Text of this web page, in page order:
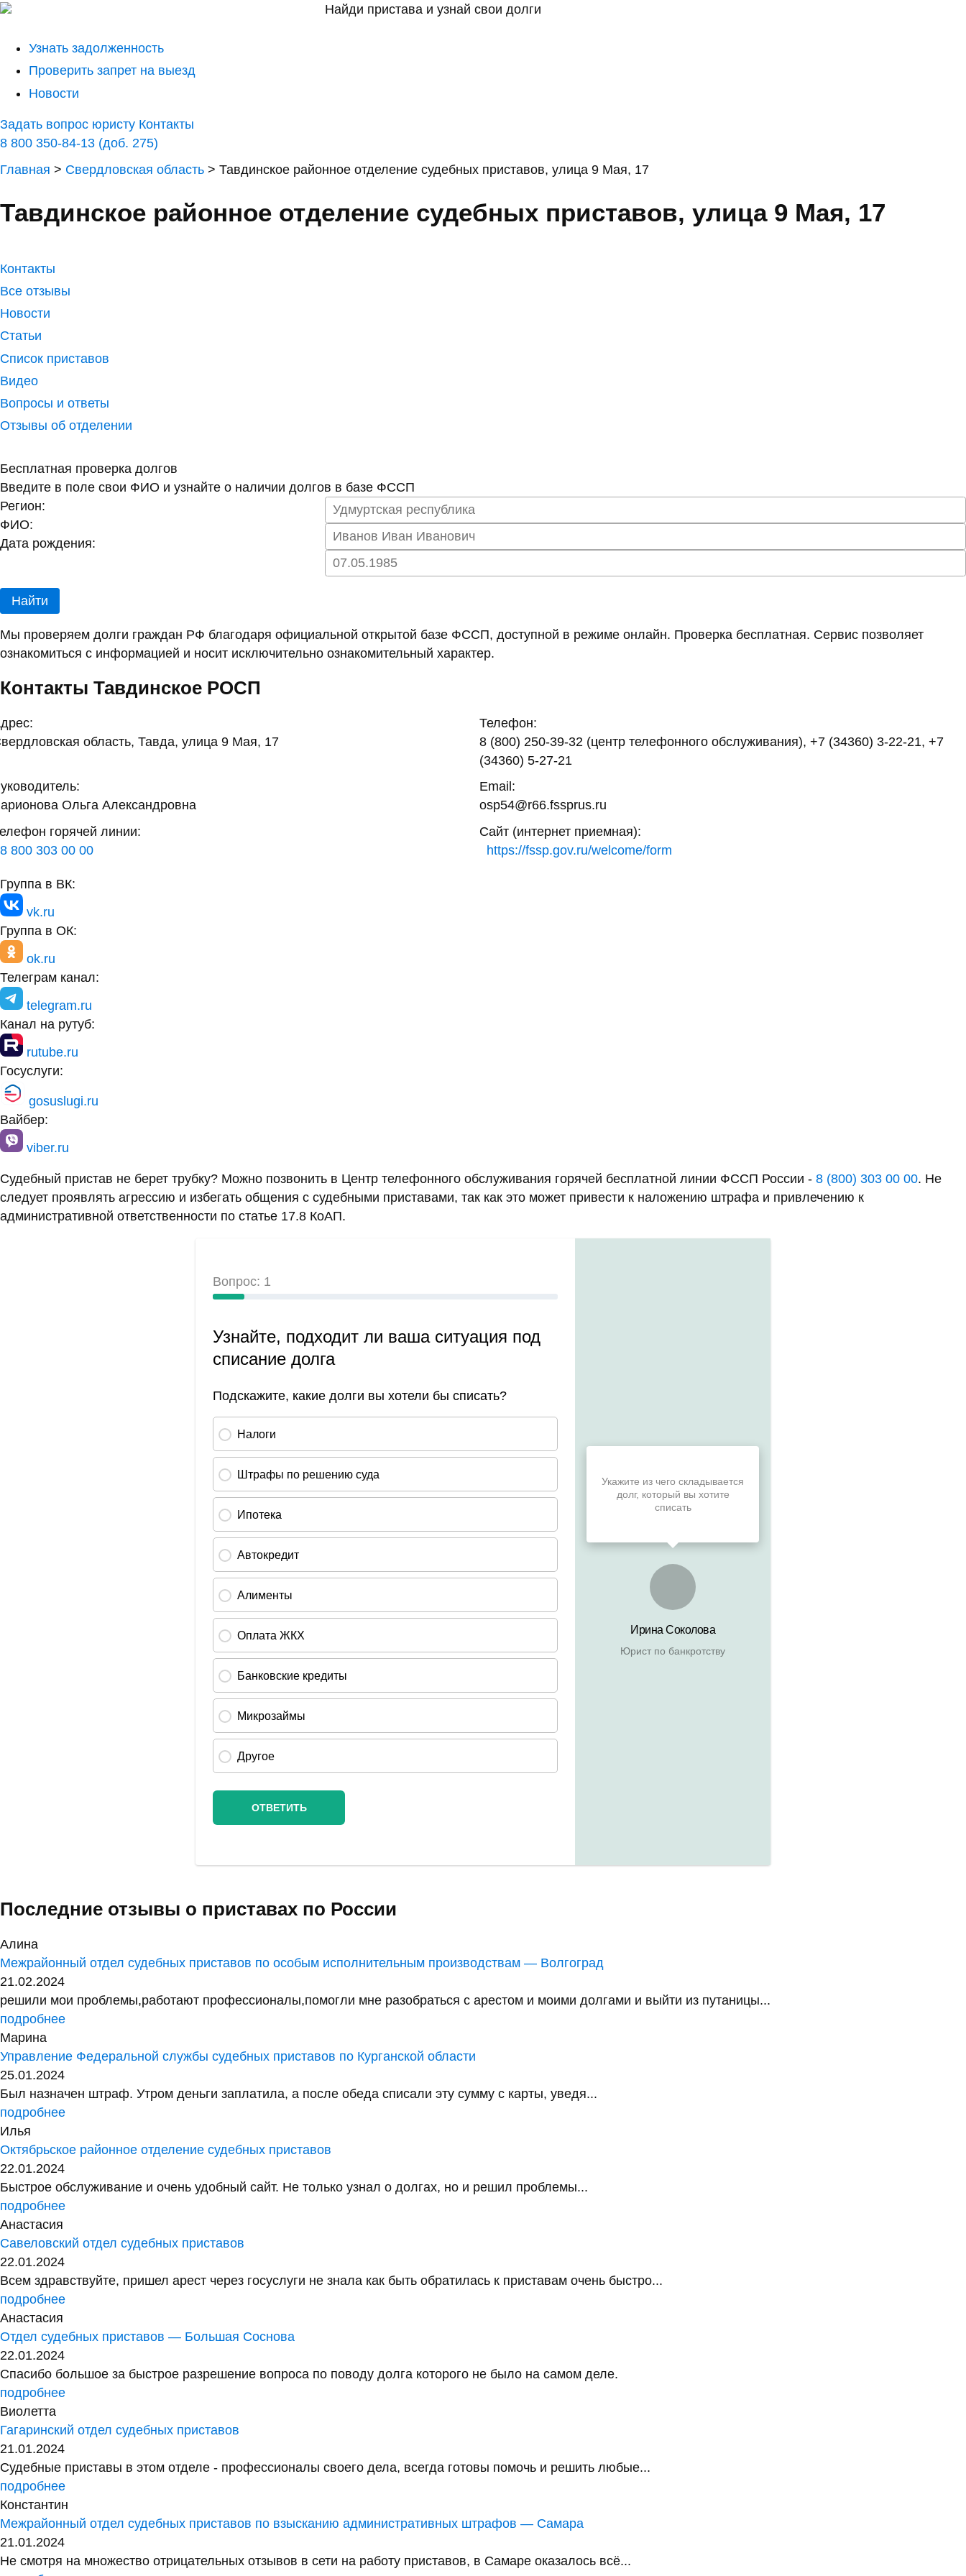
Найди пристава и узнай свои долги
Узнать задолженность
Проверить запрет на выезд
Новости
Задать вопрос юристу Контакты
8 800 350-84-13 (доб. 275)
Главная > Свердловская область > Тавдинское районное отделение судебных приставов, улица 9 Мая, 17
Тавдинское районное отделение судебных приставов, улица 9 Мая, 17
Контакты
Все отзывы
Новости
Статьи
Список приставов
Видео
Вопросы и ответы
Отзывы об отделении
Бесплатная проверка долгов
Введите в поле свои ФИО и узнайте о наличии долгов в базе ФССП
Регион:
ФИО:
Дата рождения:
Найти
Мы проверяем долги граждан РФ благодаря официальной открытой базе ФССП, доступной в режиме онлайн. Проверка бесплатная. Сервис позволяет
ознакомиться с информацией и носит исключительно ознакомительный характер.
Контакты Тавдинское РОСП
область, Тавда, улица 9 Мая, 17
Телефон:
8 (800) 250-39-32 (центр телефонного обслуживания), +7 (34360) 3-22-21, +7
(34360) 5-27-21
Ольга Александровна
Email:
osp54@r66.fssprus.ru
горячей линии:
8 800 303 00 00
Сайт (интернет приемная):
https://fssp.gov.ru/welcome/form
Группа в ВК:
vk.ru
Группа в ОК:
ok.ru
Телеграм канал:
telegram.ru
Канал на рутуб:
rutube.ru
Госуслуги:
gosuslugi.ru
Вайбер:
viber.ru
Судебный пристав не берет трубку? Можно позвонить в Центр телефонного обслуживания горячей бесплатной линии ФССП России - 8 (800) 303 00 00. Не
следует проявлять агрессию и избегать общения с судебными приставами, так как это может привести к наложению штрафа и привлечению к
административной ответственности по статье 17.8 КоАП.
Последние отзывы о приставах по России
Алина
Межрайонный отдел судебных приставов по особым исполнительным производствам — Волгоград
21.02.2024
решили мои проблемы,работают профессионалы,помогли мне разобраться с арестом и моими долгами и выйти из путаницы...
подробнее
Марина
Управление Федеральной службы судебных приставов по Курганской области
25.01.2024
Был назначен штраф. Утром деньги заплатила, а после обеда списали эту сумму с карты, уведя...
подробнее
Илья
Октябрьское районное отделение судебных приставов
22.01.2024
Быстрое обслуживание и очень удобный сайт. Не только узнал о долгах, но и решил проблемы...
подробнее
Анастасия
Савеловский отдел судебных приставов
22.01.2024
Всем здравствуйте, пришел арест через госуслуги не знала как быть обратилась к приставам очень быстро...
подробнее
Анастасия
Отдел судебных приставов — Большая Соснова
22.01.2024
Спасибо большое за быстрое разрешение вопроса по поводу долга которого не было на самом деле.
подробнее
Виолетта
Гагаринский отдел судебных приставов
21.01.2024
Судебные приставы в этом отделе - профессионалы своего дела, всегда готовы помочь и решить любые...
подробнее
Константин
Межрайонный отдел судебных приставов по взысканию административных штрафов — Самара
21.01.2024
Не смотря на множество отрицательных отзывов в сети на работу приставов, в Самаре оказалось всё...